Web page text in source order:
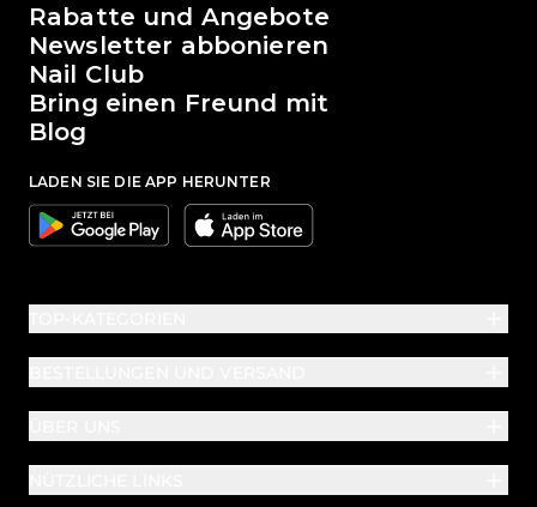
Die Welt von Passione Beauty
Rabatte und Angebote
Newsletter abbonieren
Nail Club
Bring einen Freund mit
Blog
LADEN SIE DIE APP HERUNTER
Google Apple